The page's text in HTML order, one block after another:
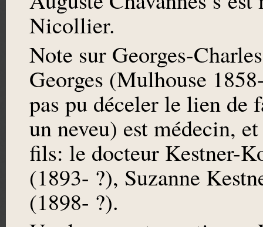
Nicollier.
Note sur Georges-
Georges (Mulhouse
pas pu déceler le lien de
un neveu) est médecin,
fils: le docteur Kestner-
(1893- ?), Suzanne
(1898- ?).